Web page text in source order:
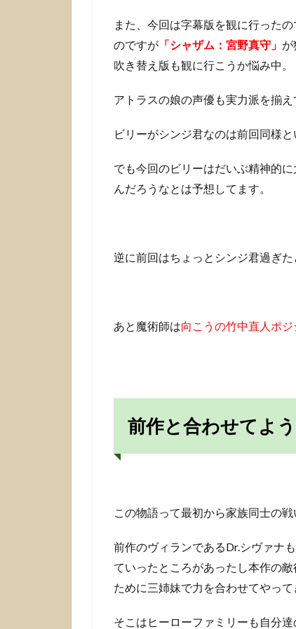
ま
た
観
た
また、今回は字幕版を観に行った
のですが 「シャザム：宮野真守」 が
吹き替え版も観に行こうか悩み中。
アトラスの娘の声優も実力派を揃え
ビリーがシンジ君なのは前回同様と
でも今回のビリーはだいぶ精神的
んだろうなとは予想してます。
逆に前回はちょっとシンジ君過ぎた
あと魔術師は向こうの竹中直人ポジ
前作と合わせてよ
この物語って最初から家族同士の
前作のヴィランであるDr.シヴァナ
ていったところがあったし本作の
ために三姉妹で力を合わせてやっ
そこはヒーローファミリーも自分